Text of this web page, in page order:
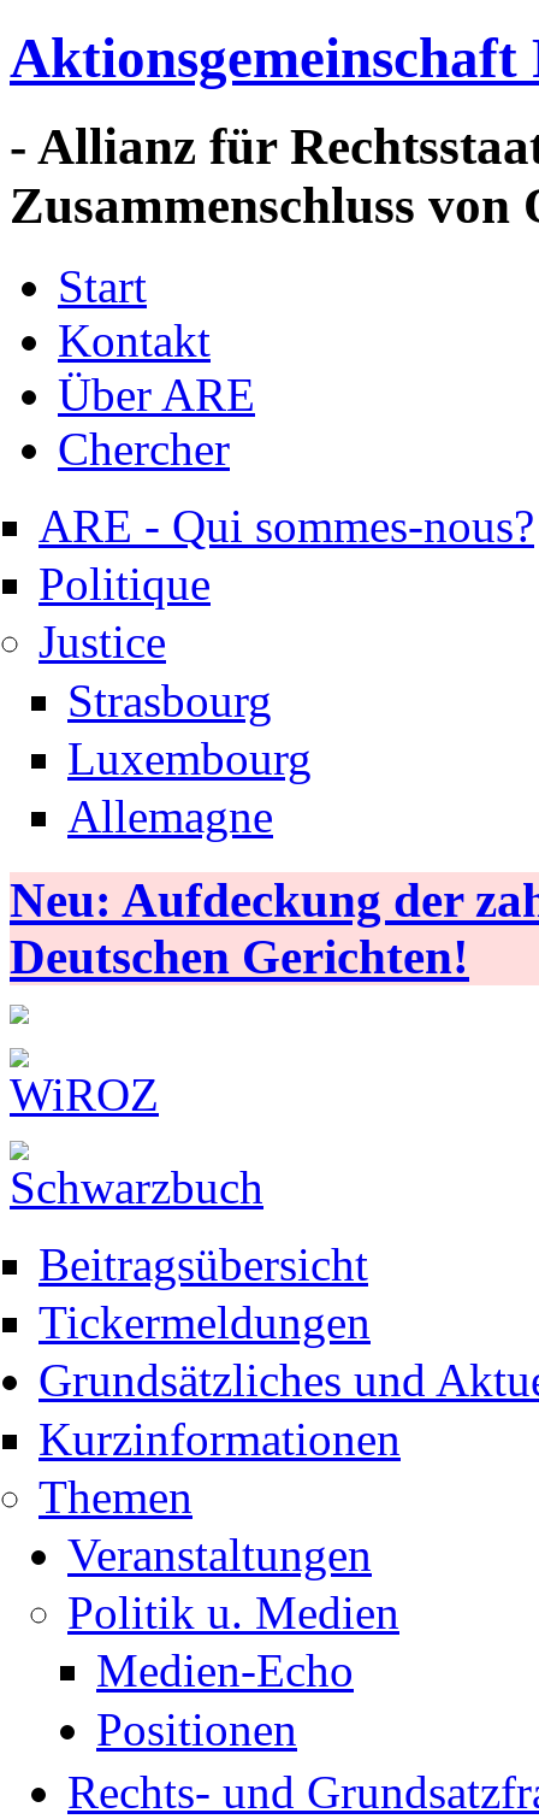
Aktionsgemeinschaft
- Allianz für
Zusammenschluss
Start
Kontakt
Über ARE
Chercher
ARE - Qui sommes-nous?
Politique
Justice
Strasbourg
Luxembourg
Allemagne
Neu: Aufdeckung der
Deutschen Gerichten!
Beitragsübersicht
Tickermeldungen
Grundsätzliches und
Kurzinformationen
Themen
Veranstaltungen
Politik u. Medien
Medien-Echo
Positionen
Rechts- und